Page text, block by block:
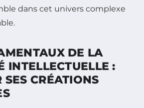
dans cet univers complexe
DE LA
INTELLECTUELLE :
SES CRÉATIONS